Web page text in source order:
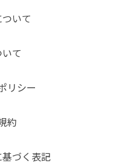
いて
て
リシー
約
づく表記